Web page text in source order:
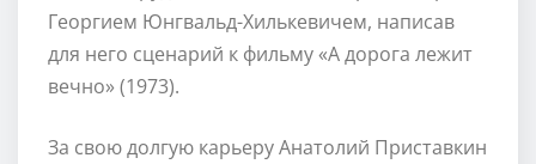
Георгием Юнгвальд-Хилькевичем, написав
для него сценарий к фильму «А дорога лежит
вечно» (1973).
За свою долгую карьеру Анатолий Приставкин